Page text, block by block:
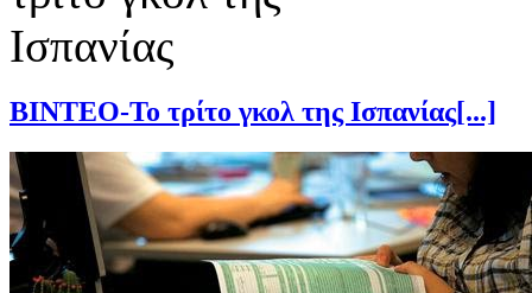
ΒΙΝΤΕΟ-Το τρίτο γκολ της Ισπανίας[...]